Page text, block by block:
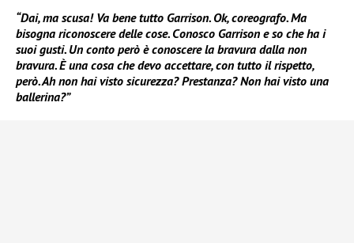
“Dai, ma scusa! Va bene tutto Garrison. Ok, coreografo. Ma
bisogna riconoscere delle cose. Conosco Garrison e so che ha i
suoi gusti. Un conto però è conoscere la bravura dalla non
bravura. È una cosa che devo accettare, con tutto il rispetto,
però. Ah non hai visto sicurezza? Prestanza? Non hai visto una
ballerina?”